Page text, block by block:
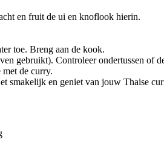
en fruit de ui en knoflook hierin.
toe. Breng aan de kook.
gebruikt). Controleer ondertussen of
de curry.
smakelijk en geniet van jouw Thaise